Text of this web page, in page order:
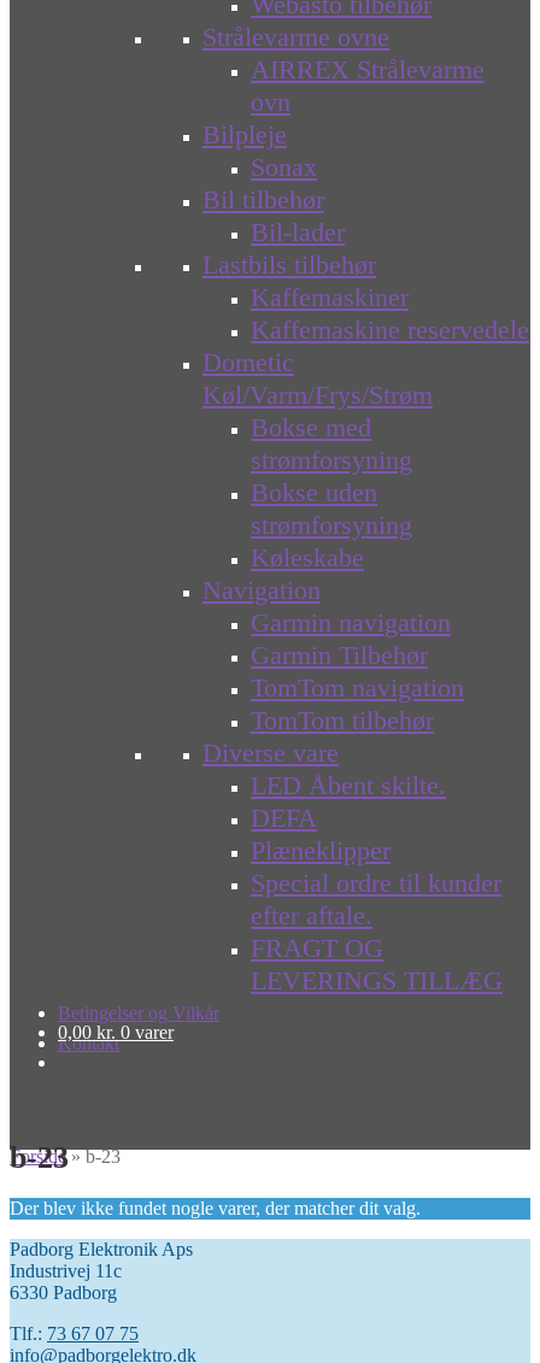
Strålevarme ovne
AIRREX Strålevarme
ovn
Bilpleje
Sonax
Bil tilbehør
Bil-lader
Lastbils tilbehør
Kaffemaskiner
Kaffemaskine reservedele
Dometic
Køl/Varm/Frys/Strøm
Bokse med
strømforsyning
Bokse uden
strømforsyning
Køleskabe
Navigation
Garmin navigation
Garmin Tilbehør
TomTom navigation
TomTom tilbehør
Diverse vare
LED Åbent skilte.
DEFA
Plæneklipper
Special ordre til kunder
efter aftale.
FRAGT OG
LEVERINGS TILLÆG
Betingelser og Vilkår
Kontakt
0,00 kr. 0 varer
Forside»b-23
b-23
Der blev ikke fundet nogle varer, der matcher dit valg.
Padborg Elektronik Aps
Industrivej 11c
6330 Padborg
Tlf.: 73 67 07 75
info@padborgelektro.dk